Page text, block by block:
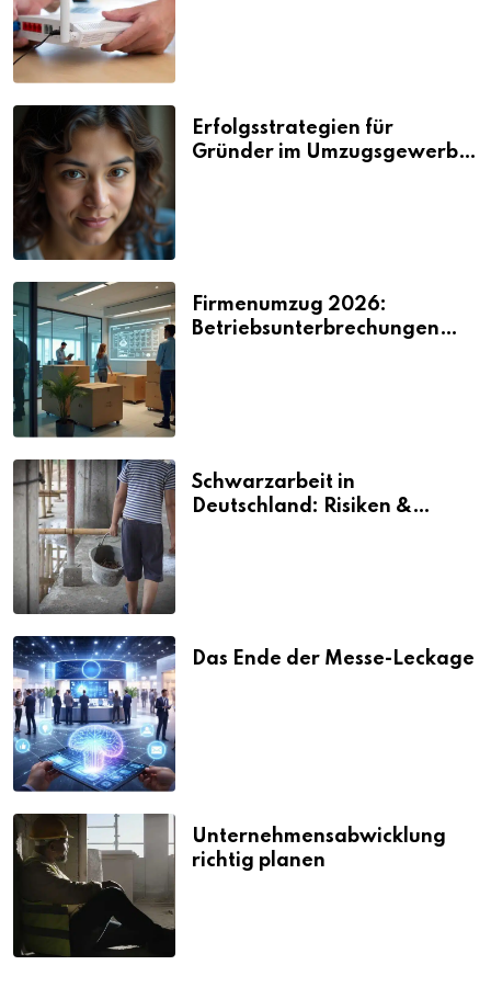
Erfolgsstrategien für
Gründer im Umzugsgewerbe
Firmenumzug 2026:
Betriebsunterbrechungen
Schwarzarbeit in
Deutschland: Risiken &
Das Ende der Messe-Leckage
Unternehmensabwicklung
richtig planen